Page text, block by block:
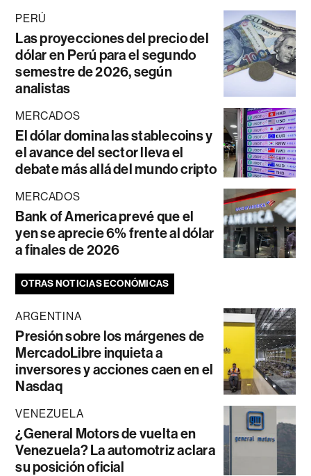
PERÚ
Las proyecciones del precio del
dólar en Perú para el segundo
semestre de 2026, según
analistas
MERCADOS
El dólar domina las stablecoins y
el avance del sector lleva el
debate más allá del mundo cripto
MERCADOS
Bank of America prevé que el
yen se aprecie 6% frente al dólar
a finales de 2026
OTRAS NOTICIAS ECONÓMICAS
ARGENTINA
Presión sobre los márgenes de
MercadoLibre inquieta a
inversores y acciones caen en el
Nasdaq
VENEZUELA
¿General Motors de vuelta en
Venezuela? La automotriz aclara
su posición oficial